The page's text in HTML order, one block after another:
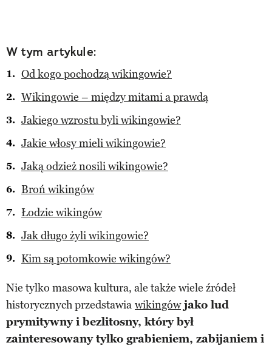
W tym artykule:
Od kogo pochodzą wikingowie?
Wikingowie – między mitami a prawdą
Jakiego wzrostu byli wikingowie?
Jakie włosy mieli wikingowie?
Jaką odzież nosili wikingowie?
Broń wikingów
Łodzie wikingów
Jak długo żyli wikingowie?
Kim są potomkowie wikingów?
Nie tylko masowa kultura, ale także wiele źródeł
historycznych przedstawia wikingówjako lud
prymitywny i bezlitosny, który był
zainteresowany tylko grabieniem, zabijaniem i